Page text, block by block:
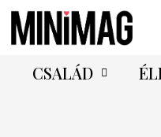
CSALÁD